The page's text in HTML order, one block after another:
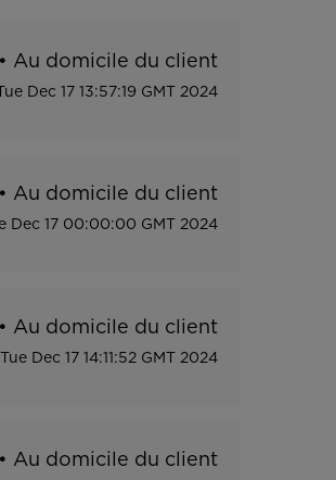
• Au domicile du client
Tue Dec 17 13:57:19 GMT 2024
• Au domicile du client
Dec 17 00:00:00 GMT 2024
• Au domicile du client
Tue Dec 17 14:11:52 GMT 2024
• Au domicile du client